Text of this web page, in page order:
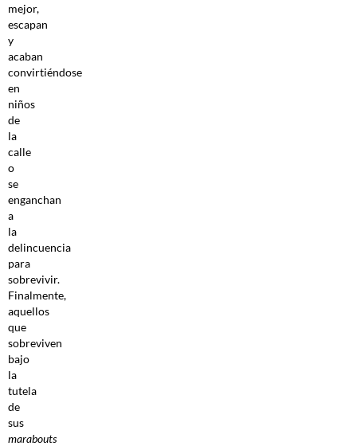
mejor,
escapan
y
acaban
convirtiéndose
en
niños
de
la
calle
o
se
enganchan
a
la
delincuencia
para
sobrevivir.
Finalmente,
aquellos
que
sobreviven
bajo
la
tutela
de
sus
marabouts